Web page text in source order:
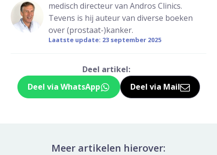
medisch directeur van Andros Clinics.
Tevens is hij auteur van diverse boeken
over (prostaat-)kanker.
Laatste update: 23 september 2025
Deel artikel:
Deel via WhatsApp
Deel dit via Whatsapp
Deel via Mail
Delen via de
Meer artikelen hierover: